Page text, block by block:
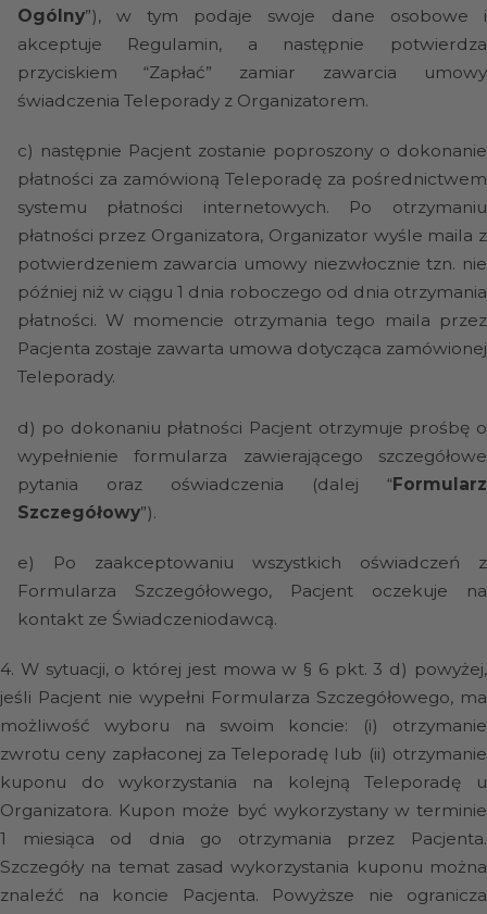
Ogólny”), w tym podaje swoje dane osobowe i
akceptuje Regulamin, a następnie potwierdza
przyciskiem “Zapłać” zamiar zawarcia umowy
świadczenia Teleporady z Organizatorem.
c) następnie Pacjent zostanie poproszony o dokonanie
płatności za zamówioną Teleporadę za pośrednictwem
systemu płatności internetowych. Po otrzymaniu
płatności przez Organizatora, Organizator wyśle maila z
potwierdzeniem zawarcia umowy niezwłocznie tzn. nie
później niż w ciągu 1 dnia roboczego od dnia otrzymania
płatności. W momencie otrzymania tego maila przez
Pacjenta zostaje zawarta umowa dotycząca zamówionej
Teleporady.
d) po dokonaniu płatności Pacjent otrzymuje prośbę o
wypełnienie formularza zawierającego szczegółowe
pytania oraz oświadczenia (dalej “Formularz
Szczegółowy”).
e)
Po zaakceptowaniu wszystkich oświadczeń z
Formularza Szczegółowego, Pacjent oczekuje na
kontakt ze Świadczeniodawcą.
4. W sytuacji, o której jest mowa w § 6 pkt. 3 d) powyżej,
jeśli Pacjent nie wypełni Formularza Szczegółowego, ma
możliwość wyboru na swoim koncie: (i) otrzymanie
zwrotu ceny zapłaconej za Teleporadę lub (ii) otrzymanie
kuponu do wykorzystania na kolejną Teleporadę u
Organizatora. Kupon może być wykorzystany w terminie
1 miesiąca od dnia go otrzymania przez Pacjenta.
Szczegóły na temat zasad wykorzystania kuponu można
znaleźć na koncie Pacjenta. Powyższe nie ogranicza